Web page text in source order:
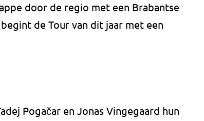
door de regio met een Brabantse
de Tour van dit jaar met een
Pogačar en Jonas Vingegaard hun